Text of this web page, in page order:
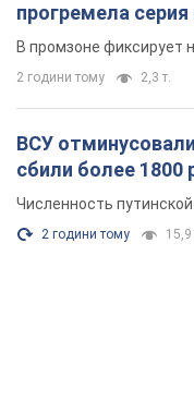
прогремела
В промзоне фиксирует
2 години тому 2,3 т.
ВСУ
сбили более 1800
Численность
2 години тому 15,9